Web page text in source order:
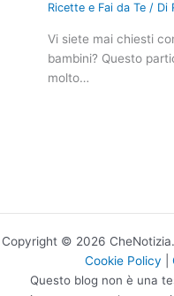
Ricette e Fai da Te / Di
Vi siete mai chiesti
bambini? Questo
molto…
Copyright © 2026
Cookie Policy
Questo blog non è una